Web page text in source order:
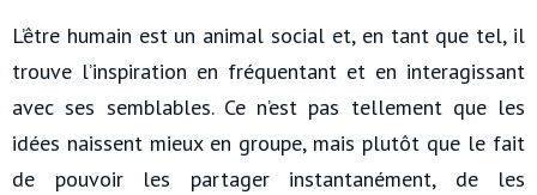
L’être humain est un animal social et, en tant que tel, il
trouve l’inspiration en fréquentant et en interagissant
avec ses semblables. Ce n’est pas tellement que les
idées naissent mieux en groupe, mais plutôt que le fait
de pouvoir les partager instantanément, de les